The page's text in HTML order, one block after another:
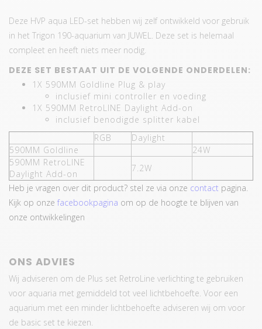
Deze HVP aqua LED-set hebben wij zelf ontwikkeld voor gebruik
in het Trigon 190-aquarium van JUWEL. Deze set is helemaal
compleet en heeft niets meer nodig.
DEZE SET BESTAAT UIT DE VOLGENDE ONDERDELEN:
1X 590MM Goldline Plug & play
inclusief mini controller en voeding
1X 590MM RetroLINE Daylight Add-on
inclusief benodigde splitter kabel
RGB
Daylight
590MM Goldline
24W
590MM RetroLINE
Daylight Add-on
7.2W
Heb je vragen over dit product? stel ze via onze contact pagina.
Kijk op onze facebookpagina om op de hoogte te blijven van
onze ontwikkelingen
ONS ADVIES
Wij adviseren om de Plus set RetroLine verlichting te gebruiken
voor aquaria met gemiddeld tot veel lichtbehoefte. Voor een
aquarium met een minder lichtbehoefte adviseren wij om voor
de basic set te kiezen.